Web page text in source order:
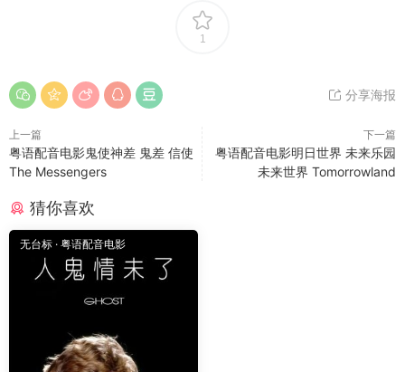
1
分享海报
上一篇
粤语配音电影鬼使神差 鬼差 信使
The Messengers
下一篇
粤语配音电影明日世界 未来乐园
未来世界 Tomorrowland
猜你喜欢
无台标 · 粤语配音电影